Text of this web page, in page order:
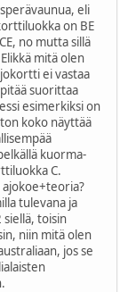
eli
on BE
no mutta sillä
mitä olen
ei vastaa
suorittaa
esimerkiksi on
koko näyttää
kuorma-
C.
tulevana ja
siellä, toisin
niin mitä olen
jos se